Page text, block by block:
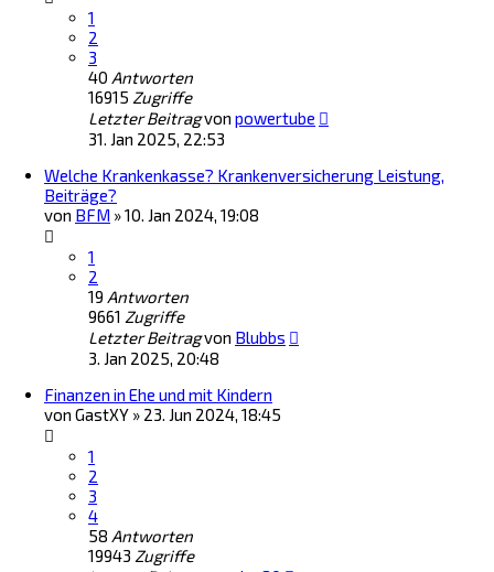
1
2
3
40 Antworten
16915 Zugriffe
Letzter Beitragvon powertube
31. Jan 2025, 22:53
Welche Krankenkasse? Krankenversicherung Leistung,
Beiträge?
von BFM »10. Jan 2024, 19:08
1
2
19 Antworten
9661 Zugriffe
Letzter Beitragvon Blubbs
3. Jan 2025, 20:48
Finanzen in Ehe und mit Kindern
von GastXY » 23. Jun 2024, 18:45
1
2
3
4
58 Antworten
19943 Zugriffe